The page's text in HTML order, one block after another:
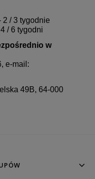
2 / 3 tygodnie
/ 6 tygodni
w
e-mail:
49B, 64-000